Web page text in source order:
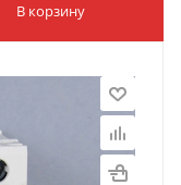
В корзину